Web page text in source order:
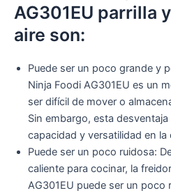
AG301EU parrilla
aire son:
Puede ser un poco grande y
Ninja Foodi AG301EU es un
ser difícil de mover o
Sin embargo, esta
capacidad y versatilidad en la
Puede ser un poco ruidosa:
caliente para cocinar, la
AG301EU puede ser un poco